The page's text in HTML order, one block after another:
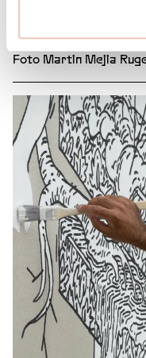
Under stenen,
Foto Martin Mejia